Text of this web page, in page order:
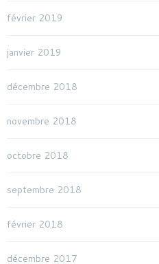
février 2019
janvier 2019
décembre 2018
novembre 2018
octobre 2018
septembre 2018
février 2018
décembre 2017